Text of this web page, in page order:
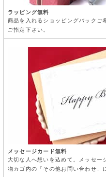
ラッピング無料
商品を入れるショッピングバックご
ご指定下さい。
メッセージカード無料
大切な人へ想いを込めて。メッセー
物カゴ内の「その他お問い合わせ」